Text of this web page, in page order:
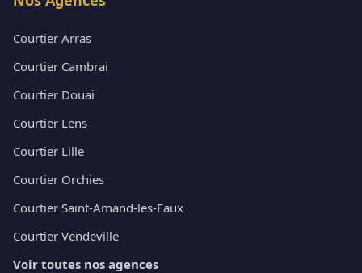
Courtier Arras
Courtier Cambrai
Courtier Douai
Courtier Lens
Courtier Lille
Courtier Orchies
Courtier Saint-Amand-les-Eaux
Courtier Vendeville
Voir toutes nos agences